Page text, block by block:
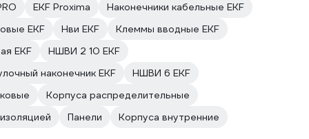
EKF Proxima
Наконечники кабельные EKF
EKF Нви EKF
Клеммы вводные EKF
EKF
НШВИ 2 10 EKF
наконечник EKF
НШВИ 6 EKF
Корпуса распределительные
Панели
Корпуса внутренние